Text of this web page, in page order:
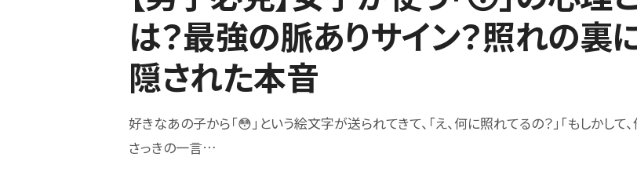
は？最強の脈ありサイン？照れの裏
隠された本音
好きなあの子から「😳」という絵文字が送られてきて、「え、何に照れてるの？」「もしかして
さっきの一言…